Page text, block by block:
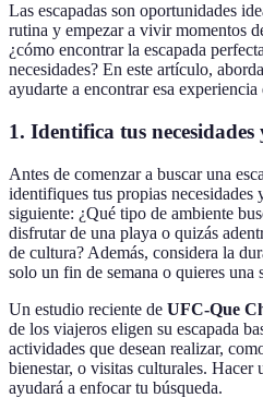
Las escapadas son oportunidades
rutina y empezar a vivir momentos
¿cómo encontrar la escapada
necesidades? En este artículo,
ayudarte a encontrar esa experiencia
1. Identifica tus necesidades
Antes de comenzar a buscar una
identifiques tus propias necesidades
siguiente: ¿Qué tipo de ambiente
disfrutar de una playa o quizás
de cultura? Además, considera la
solo un fin de semana o quieres una
Un estudio reciente de UFC-Que
de los viajeros eligen su escapada
actividades que desean realizar,
bienestar, o visitas culturales. Hacer
ayudará a enfocar tu búsqueda.